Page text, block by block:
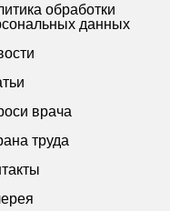
обработки
данных
врача
труда